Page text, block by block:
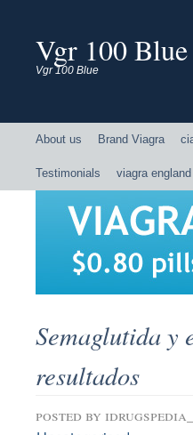
Vgr 100
Vgr 100 Blue
About us Brand Viagra
Testimonials viagra england
Semaglutida y
resultados
posted by idrugspedia_